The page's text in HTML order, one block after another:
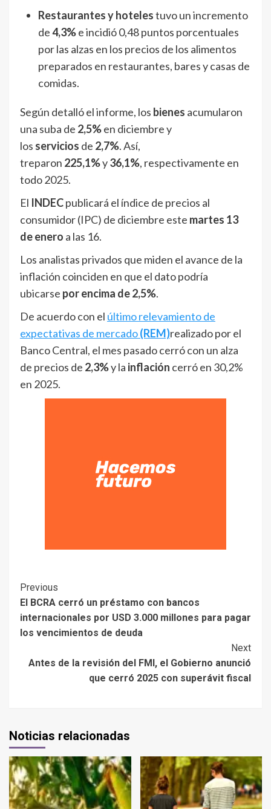
Restaurantes y hotelestuvo un incremento
de4,3%e incidió 0,48 puntos porcentuales
por las alzas en los precios de los alimentos
preparados en restaurantes, bares y casas de
comidas.
Según detalló el informe, los bienes acumularon
una suba de 2,5%en diciembre y
los servicios de 2,7%. Así,
treparon 225,1%y36,1%, respectivamente en
todo 2025.
El INDECpublicará el índice de precios al
consumidor (IPC) de diciembre este martes 13
de enero a las 16.
Los analistas privados que miden el avance de la
inflación coinciden en que el dato podría
ubicarse por encima de 2,5%.
De acuerdo con el último relevamiento de
expectativas de mercado(REM)realizado por el
Banco Central, el mes pasado cerró con un alza
de precios de 2,3%y la inflación cerró en 30,2%
en 2025.
Previous
El BCRA cerró un préstamo con bancos
internacionales por USD 3.000 millones para pagar
los vencimientos de deuda
Next
Antes de la revisión del FMI, el Gobierno anunció
que cerró 2025 con superávit fiscal
Noticias relacionadas